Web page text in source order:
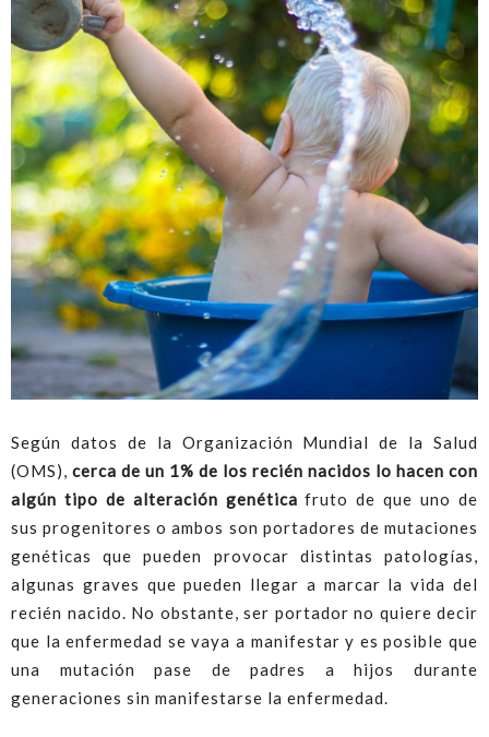
Según datos de la Organización Mundial de la Salud
(OMS), cerca de un 1% de los recién nacidos lo hacen con
algún tipo de alteración genética fruto de que uno de
sus progenitores o ambos son portadores de mutaciones
genéticas que pueden provocar distintas patologías,
algunas graves que pueden llegar a marcar la vida del
recién nacido. No obstante, ser portador no quiere decir
que la enfermedad se vaya a manifestar y es posible que
una mutación pase de padres a hijos durante
generaciones sin manifestarse la enfermedad.